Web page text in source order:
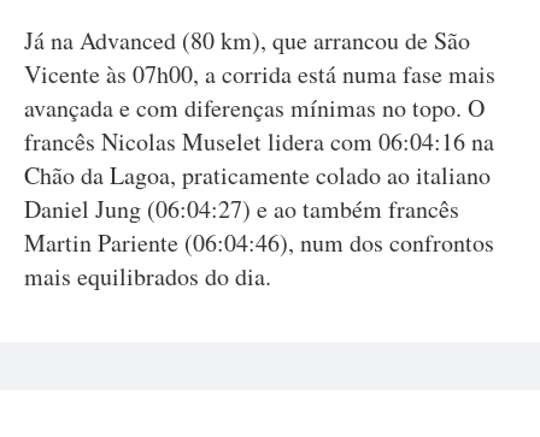
Já na Advanced (80 km), que arrancou de São
Vicente às 07h00, a corrida está numa fase mais
avançada e com diferenças mínimas no topo. O
francês Nicolas Muselet lidera com 06:04:16 na
Chão da Lagoa, praticamente colado ao italiano
Daniel Jung (06:04:27) e ao também francês
Martin Pariente (06:04:46), num dos confrontos
mais equilibrados do dia.